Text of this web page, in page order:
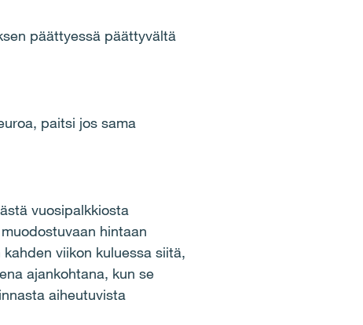
päättyessä päättyvältä
paitsi jos sama
vuosipalkkiosta
hintaan
viikon kuluessa siitä,
ajankohtana, kun se
aiheutuvista